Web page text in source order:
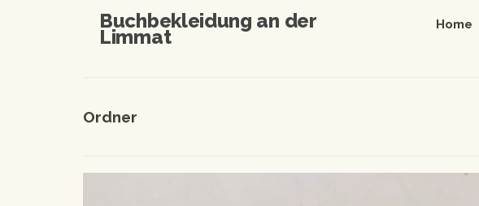
Buchbekleidung an der
Limmat
Home
Ordner